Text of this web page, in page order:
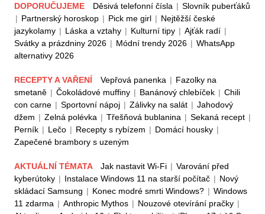
DOPORUČUJEME Děsivá telefonní čísla | Slovník puberťáků
| Partnerský horoskop | Pick me girl | Nejtěžší české
jazykolamy | Láska a vztahy | Kulturní tipy | Ajťák radí |
Svátky a prázdniny 2026 | Módní trendy 2026 | WhatsApp
alternativy 2026
RECEPTY A VAŘENÍ Vepřová panenka | Fazolky na
smetaně | Čokoládové muffiny | Banánový chlebíček | Chili
con carne | Sportovní nápoj | Zálivky na salát | Jahodový
džem | Zelná polévka | Třešňová bublanina | Sekaná recept |
Perník | Lečo | Recepty s rybízem | Domácí housky |
Zapečené brambory s uzeným
AKTUÁLNÍ TÉMATA Jak nastavit Wi-Fi | Varování před
kyberútoky | Instalace Windows 11 na starší počítač | Nový
skládací Samsung | Konec modré smrti Windows? | Windows
11 zdarma | Anthropic Mythos | Nouzové otevírání pračky |